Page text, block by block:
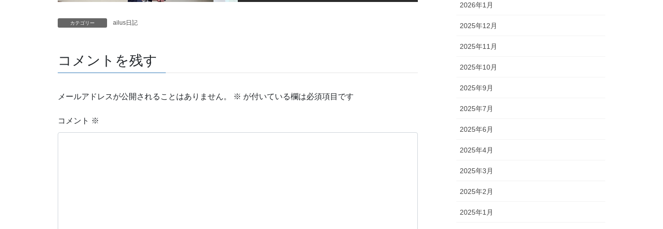
カテゴリー ailus日記
コメントを残す
メールアドレスが公開されることはありません。 ※ が付いている欄は必須項目です
コメント ※
2026年1月
2025年12月
2025年11月
2025年10月
2025年9月
2025年7月
2025年6月
2025年4月
2025年3月
2025年2月
2025年1月